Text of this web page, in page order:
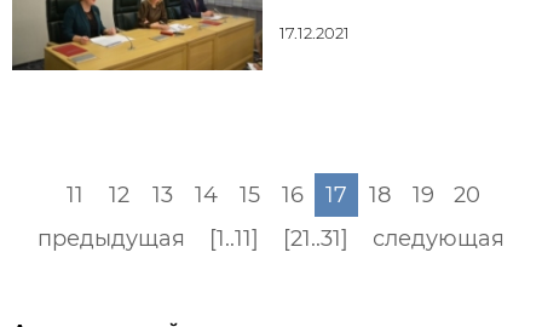
17.12.2021
предыдущая [1..11]
11 12 13 14 15 16 17 18 19
20
[21..31]
следующая